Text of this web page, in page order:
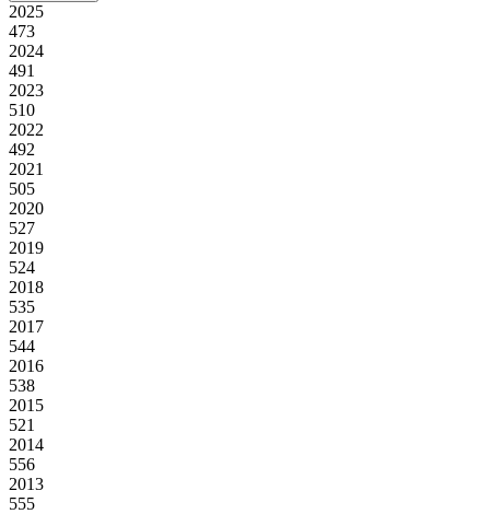
2025
473
2024
491
2023
510
2022
492
2021
505
2020
527
2019
524
2018
535
2017
544
2016
538
2015
521
2014
556
2013
555